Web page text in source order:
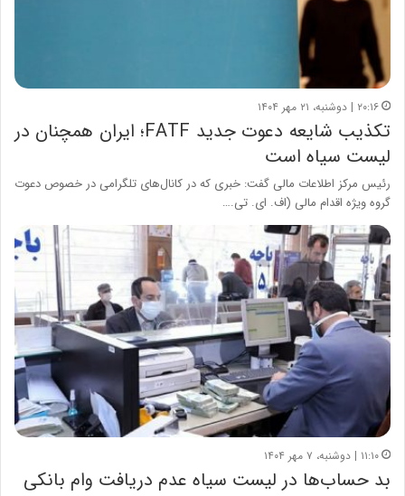
۲۰:۱۶ | دوشنبه، ۲۱ مهر ۱۴۰۴
تکذیب شایعه دعوت جدید FATF؛ ایران همچنان در
لیست سیاه است
رئیس مرکز اطلاعات مالی گفت: خبری که در کانال‌های تلگرامی در خصوص دعوت
گروه ویژه اقدام مالی (اف. ای. تی.…
۱۱:۱۰ | دوشنبه، ۷ مهر ۱۴۰۴
بد حساب‌ها در لیست سیاه عدم دریافت وام بانکی